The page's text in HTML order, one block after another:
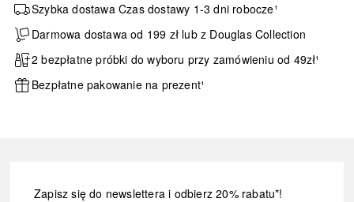
Szybka dostawa Czas dostawy 1-3 dni robocze¹
Darmowa dostawa od 199 zł lub z Douglas Collection
2 bezpłatne próbki do wyboru przy zamówieniu od 49zł¹
Bezpłatne pakowanie na prezent¹
Zapisz się do newslettera i odbierz 20% rabatu*!